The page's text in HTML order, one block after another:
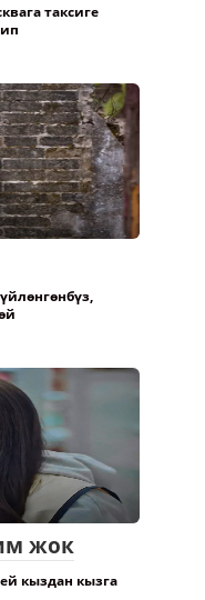
таксиге
жок
кыздан кызга